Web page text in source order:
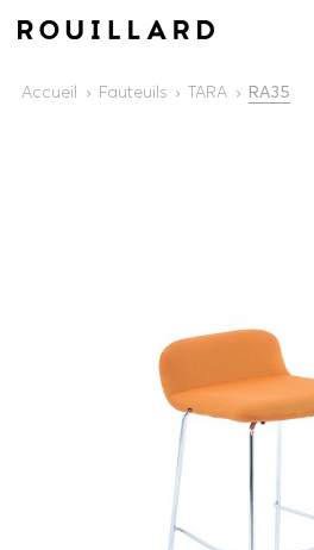
Accueil Fauteuils TARA RA35